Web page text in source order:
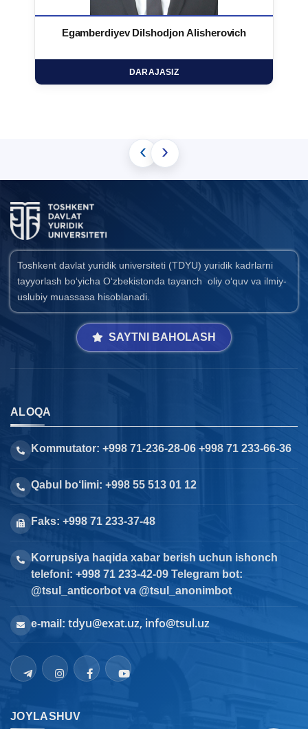
Egamberdiyev Dilshodjon Alisherovich
DARAJASIZ
‹ ›
Toshkent davlat yuridik universiteti (TDYU) yuridik kadrlarni
tayyorlash bo‘yicha O‘zbekistonda tayanch oliy o‘quv va ilmiy-
uslubiy muassasa hisoblanadi.
SAYTNI BAHOLASH
ALOQA
Kommutator: +998 71-236-28-06 +998 71 233-66-36
Qabul bo‘limi: +998 55 513 01 12
Faks: +998 71 233-37-48
Korrupsiya haqida xabar berish uchun ishonch
telefoni: +998 71 233-42-09 Telegram bot:
@tsul_anticorbot va @tsul_anonimbot
e-mail: tdyu@exat.uz, info@tsul.uz
JOYLASHUV